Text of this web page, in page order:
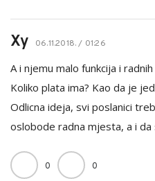
Xy 06.11.2018. / 01:26
A i njemu malo funkcija i
Koliko plata ima? Kao da je
Odlicna ideja, svi poslanici
oslobode radna mjesta, a i
0 0